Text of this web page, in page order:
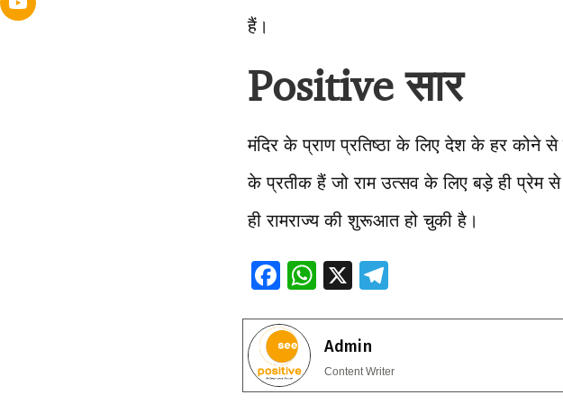
हैं।
Positive सार
मंदिर के प्राण प्रतिष्ठा के लिए देश के हर कोने
के प्रतीक हैं जो राम उत्सव के लिए बड़े ही प्रेम से
ही रामराज्य की शुरूआत हो चुकी है।
F
e
b
o
W
at
s
A
X T
gr
a
Admin
Content Writer